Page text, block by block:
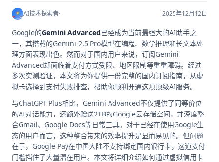
AI技术探索者· 2025年12月12日
Google的Gemini Advanced已经成为当前最强大的AI助手之
一，其搭载的Gemini 2.5 Pro模型在编程、数学推理和长文本处
理方面表现出色。然而对于国内用户来说，订阅Gemini
Advanced却面临着支付方式受限、地区限制等重重障碍。经过
多次实测验证，本文将为你提供一份完整的国内订阅指南，从虚
拟卡选择到支付失败排查，帮助你顺利开通这项顶级AI服务。
与ChatGPT Plus相比，Gemini Advanced不仅提供了同等价位
的AI对话能力，还额外赠送2TB的Google云存储空间，并深度整
合Gmail、Google Docs等日常工具。对于已经在使用Google生
态的用户而言，这种整合带来的效率提升是显而易见的。但问题
在于，Google Pay在中国大陆不支持绑定国内银行卡，这道支付
门槛挡住了大量潜在用户。本文将详细介绍如何通过虚拟信用卡